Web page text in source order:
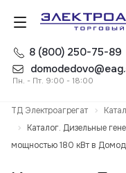
8 (800) 250-75-89
Пн. - Пт. 9:00 - 18:00
ТД Электроагрегат
Каталог. Дизельные
мощностью 180 кВт в